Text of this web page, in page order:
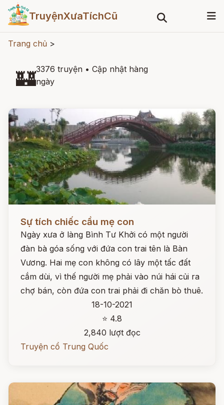
TruyệnXưaTíchCũ
Trang chủ >
🏰3376 truyện • Cập nhật hàng
ngày
Sự tích chiếc cầu mẹ con
Ngày xưa ở làng Bình Tư Khởi có một người
đàn bà góa sống với đứa con trai tên là Bàn
Vương. Hai mẹ con không có lây một tấc đất
cắm dùi, vì thế người mẹ phải vào núi hái củi ra
chợ bán, còn đứa con trai phải đi chăn bò thuê.
18-10-2021
⭐ 4.8
2,840 lượt đọc
Truyện cổ Trung Quốc